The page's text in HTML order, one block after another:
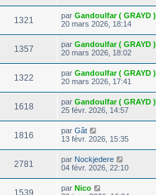
1321 par Gandoulfar ( GRAYD )
20 mars 2026, 18:14
1357 par Gandoulfar ( GRAYD )
20 mars 2026, 18:02
1322 par Gandoulfar ( GRAYD )
20 mars 2026, 17:41
1618 par Gandoulfar ( GRAYD )
25 févr. 2026, 14:57
1816 par Gât
13 févr. 2026, 15:35
2781 par Nockjedere
04 févr. 2026, 22:10
1539 par Nico